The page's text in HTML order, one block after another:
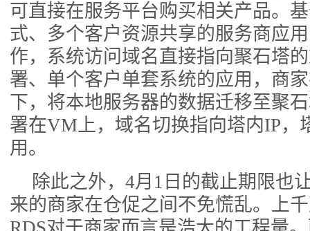
可直接在服务平台购买相关产品。
式、多个客户资源共享的服务商应
作，系统访问域名直接指向聚石塔
署、单个客户单套系统的应用，商
下，将本地服务器的数据迁移至聚
署在VM上，域名切换指向塔内IP，
用。
除此之外，4月1日的截止期限也
来的商家在仓促之间不免慌乱。上